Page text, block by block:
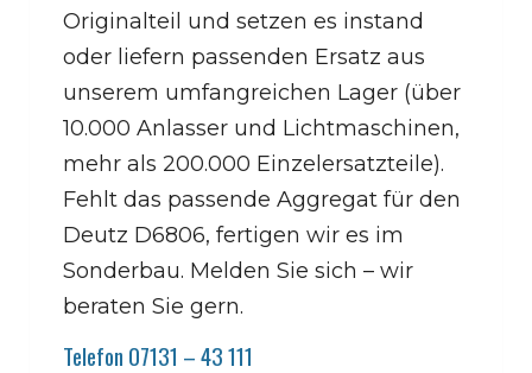
Originalteil und setzen es instand
oder liefern passenden Ersatz aus
unserem umfangreichen Lager (über
10.000 Anlasser und Lichtmaschinen,
mehr als 200.000 Einzelersatzteile).
Fehlt das passende Aggregat für den
Deutz D6806, fertigen wir es im
Sonderbau. Melden Sie sich – wir
beraten Sie gern.
Telefon 07131 – 43 111